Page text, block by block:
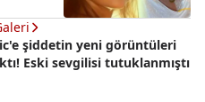
şiddetin yeni görüntüleri
Eski sevgilisi tutuklanmıştı